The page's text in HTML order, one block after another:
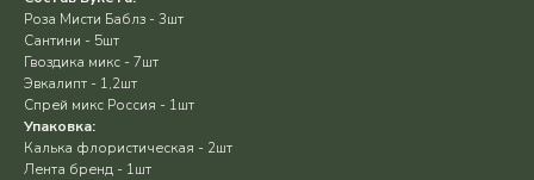
Роза Мисти Баблз - 3шт
Сантини - 5шт
Гвоздика микс - 7шт
Эвкалипт - 1,2шт
Спрей микс Россия - 1шт
Упаковка:
Калька флористическая - 2шт
Лента бренд - 1шт